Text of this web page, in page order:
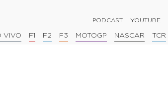
PODCAST YOUTUBE
VIVO F1 F2 F3 MOTOGP NASCAR TCR